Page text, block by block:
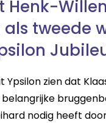
Henk-
als tweede
Ypsilon zien dat
nodig heeft